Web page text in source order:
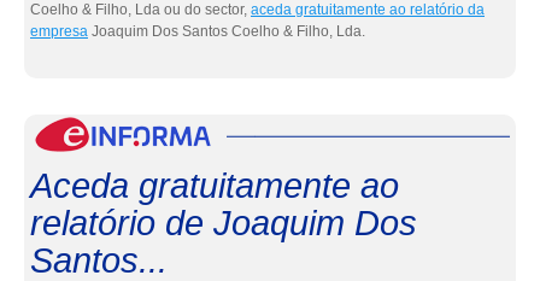
Coelho & Filho, Lda ou do sector, aceda gratuitamente ao relatório da
empresa Joaquim Dos Santos Coelho & Filho, Lda.
Aceda gratuitamente ao
relatório de Joaquim Dos
Santos...